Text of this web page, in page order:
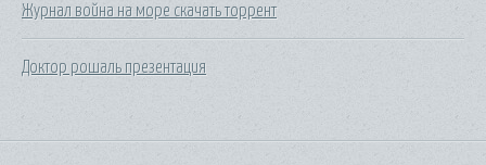
Журнал война на море скачать торрент
Доктор рошаль презентация